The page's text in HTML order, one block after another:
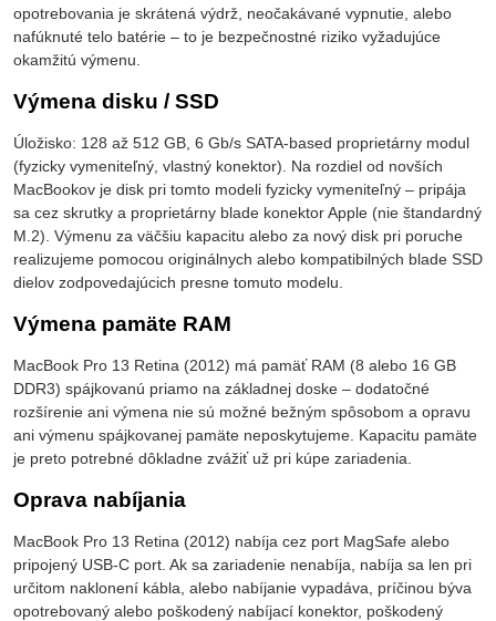
opotrebovania je skrátená výdrž, neočakávané vypnutie, alebo
nafúknuté telo batérie – to je bezpečnostné riziko vyžadujúce
okamžitú výmenu.
Výmena disku / SSD
Úložisko: 128 až 512 GB, 6 Gb/s SATA-based proprietárny modul
(fyzicky vymeniteľný, vlastný konektor). Na rozdiel od novších
MacBookov je disk pri tomto modeli fyzicky vymeniteľný – pripája
sa cez skrutky a proprietárny blade konektor Apple (nie štandardný
M.2). Výmenu za väčšiu kapacitu alebo za nový disk pri poruche
realizujeme pomocou originálnych alebo kompatibilných blade SSD
dielov zodpovedajúcich presne tomuto modelu.
Výmena pamäte RAM
MacBook Pro 13 Retina (2012) má pamäť RAM (8 alebo 16 GB
DDR3) spájkovanú priamo na základnej doske – dodatočné
rozšírenie ani výmena nie sú možné bežným spôsobom a opravu
ani výmenu spájkovanej pamäte neposkytujeme. Kapacitu pamäte
je preto potrebné dôkladne zvážiť už pri kúpe zariadenia.
Oprava nabíjania
MacBook Pro 13 Retina (2012) nabíja cez port MagSafe alebo
pripojený USB-C port. Ak sa zariadenie nenabíja, nabíja sa len pri
určitom naklonení kábla, alebo nabíjanie vypadáva, príčinou býva
opotrebovaný alebo poškodený nabíjací konektor, poškodený